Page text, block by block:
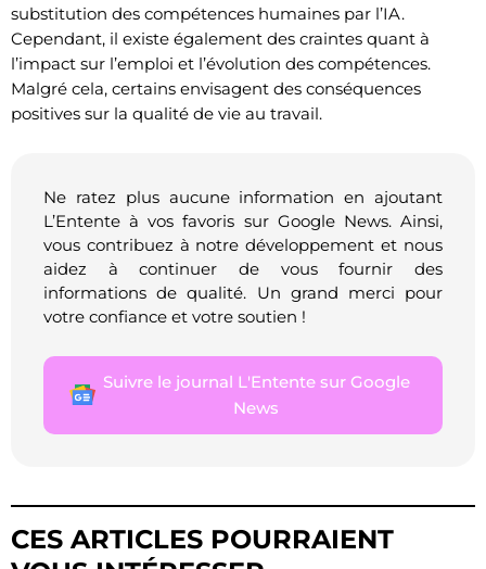
substitution des compétences humaines par l’IA.
Cependant, il existe également des craintes quant à
l’impact sur l’emploi et l’évolution des compétences.
Malgré cela, certains envisagent des conséquences
positives sur la qualité de vie au travail.
Ne ratez plus aucune information en ajoutant
L’Entente à vos favoris sur Google News. Ainsi,
vous contribuez à notre développement et nous
aidez à continuer de vous fournir des
informations de qualité. Un grand merci pour
votre confiance et votre soutien !
Suivre le journal L'Entente sur Google
News
CES ARTICLES POURRAIENT